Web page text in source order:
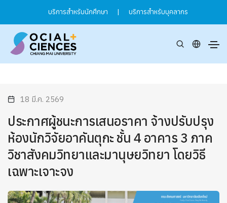
บริการสำหรับนักศึกษา | บริการสำหรับบุคลากร
18 มี.ค. 2569
ประกาศผู้ชนะการเสนอราคา จ้างปรับปรุง
ห้องนักวิจัยอาคันตุกะ ชั้น 4 อาคาร 3 ภาค
วิชาสังคมวิทยาและมานุษยวิทยา โดยวิธี
เฉพาะเจาะจง